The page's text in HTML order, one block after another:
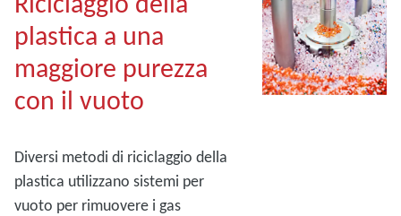
plastica a una
maggiore purezza
con il vuoto
Diversi metodi di riciclaggio della
plastica utilizzano sistemi per
vuoto per rimuovere i gas